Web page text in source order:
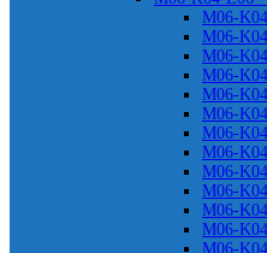
M06-
M06-
M06-
M06-
M06-
M06-
M06-
M06-
M06-
M06-
M06-
M06-
M06-